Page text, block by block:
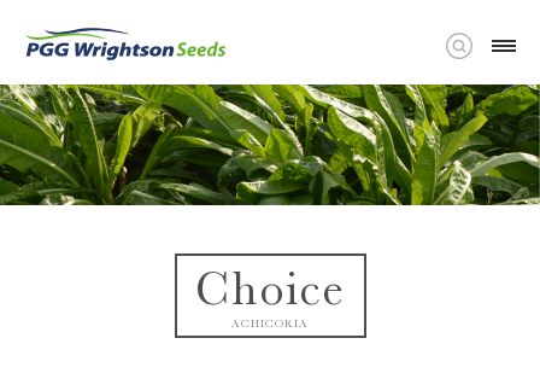
Choice
ACHICORIA